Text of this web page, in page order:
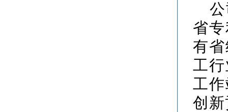
省
有
工
工
创